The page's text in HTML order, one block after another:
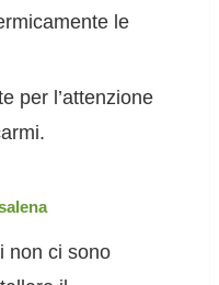
le
per l’attenzione
non ci sono